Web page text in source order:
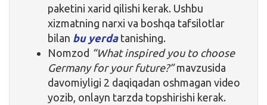
paketini xarid qilishi kerak. Ushbu
xizmatning narxi va boshqa tafsilotlar
bilan bu yerda tanishing.
Nomzod “What inspired you to choose
Germany for your future?”mavzusida
davomiyligi 2 daqiqadan oshmagan video
yozib, onlayn tarzda topshirishi kerak.